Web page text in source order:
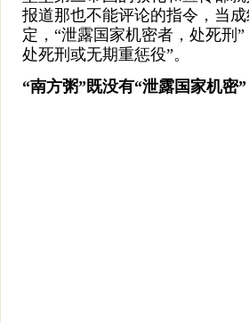
报道那也不能评论的指令，当
定，“泄露国家机密者，处死刑
处死刑或无期重惩役”。
“南方粥”既没有“泄露国家机密